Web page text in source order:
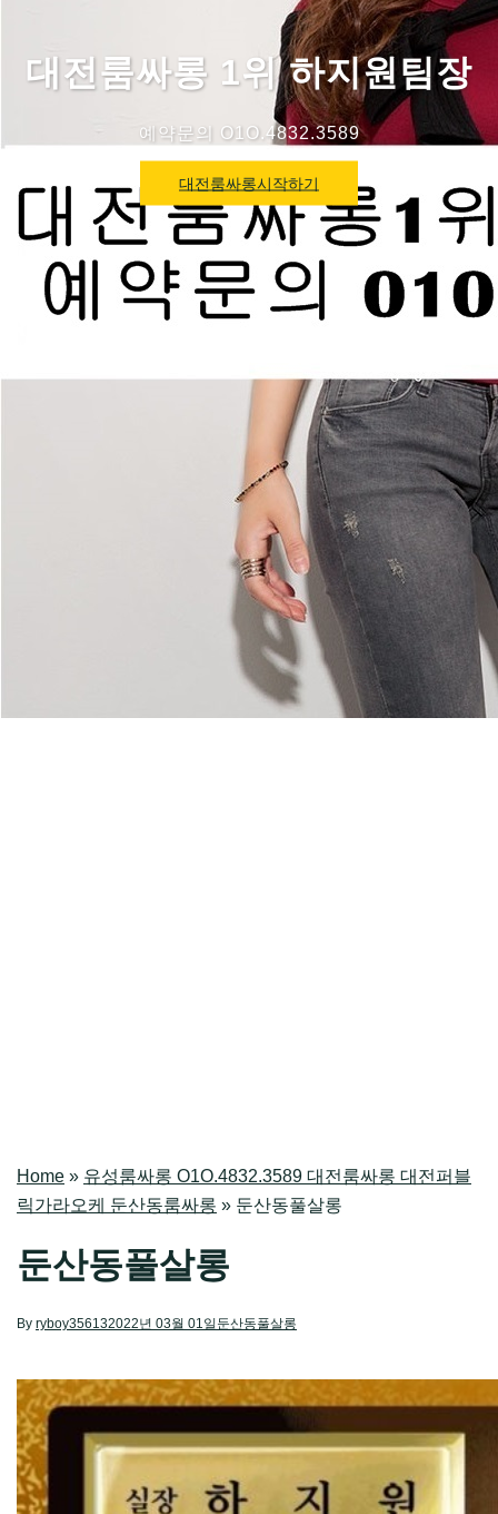
대전룸싸롱 1위 하지원팀장
예약문의 O1O.4832.3589
대전룸싸롱시작하기
Home » 유성룸싸롱 O1O.4832.3589 대전룸싸롱 대전퍼블
릭가라오케 둔산동룸싸롱 » 둔산동풀살롱
둔산동풀살롱
By ryboy356132022년 03월 01일 둔산동풀살롱